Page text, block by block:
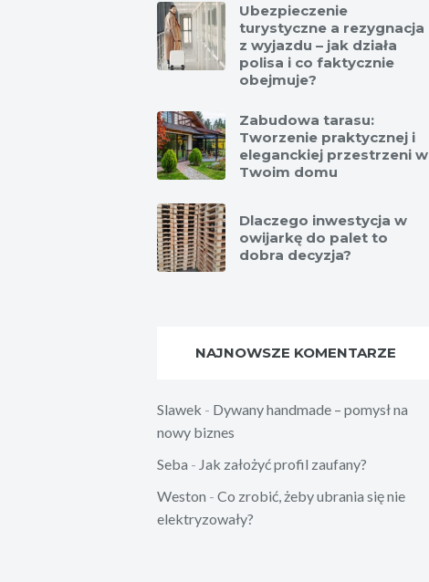
Ubezpieczenie
turystyczne a rezygnacja
z wyjazdu – jak działa
polisa i co faktycznie
obejmuje?
Zabudowa tarasu:
Tworzenie praktycznej i
eleganckiej przestrzeni w
Twoim domu
Dlaczego inwestycja w
owijarkę do palet to
dobra decyzja?
NAJNOWSZE KOMENTARZE
Slawek - Dywany handmade – pomysł na
nowy biznes
Seba - Jak założyć profil zaufany?
Weston - Co zrobić, żeby ubrania się nie
elektryzowały?